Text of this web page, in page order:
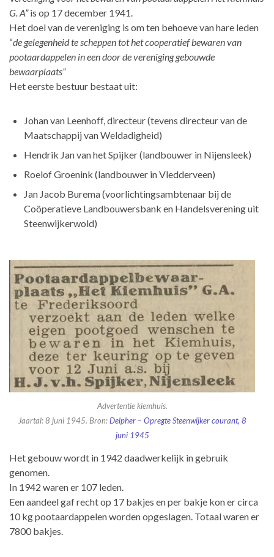
G. A”is op 17 december 1941.
Het doel van de vereniging is om ten behoeve van hare leden
“de gelegenheid te scheppen tot het cooperatief bewaren van
pootaardappelen in een door de vereniging gebouwde
bewaarplaats”
Het eerste bestuur bestaat uit:
Johan van Leenhoff, directeur (tevens directeur van de
Maatschappij van Weldadigheid)
Hendrik Jan van het Spijker (landbouwer in Nijensleek)
Roelof Groenink (landbouwer in Vledderveen)
Jan Jacob Burema (voorlichtingsambtenaar bij de
Coöperatieve Landbouwersbank en Handelsverening uit
Steenwijkerwold)
Advertentie kiemhuis.
Jaartal: 8 juni 1945. Bron:Delpher – Opregte Steenwijker courant, 8
juni 1945
Het gebouw wordt in 1942 daadwerkelijk in gebruik
genomen.
In 1942 waren er 107 leden.
Een aandeel gaf recht op 17 bakjes en per bakje kon er circa
10 kg pootaardappelen worden opgeslagen. Totaal waren er
7800 bakjes.